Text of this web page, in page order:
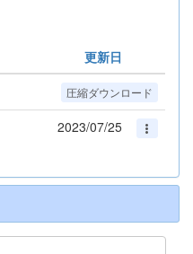
更新日
圧縮ダウンロード
2023/07/25